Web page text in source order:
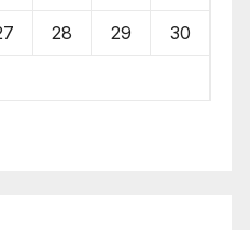
28 29 30